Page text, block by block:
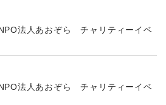
法人あおぞら チャリティーイベ
法人あおぞら チャリティーイベ